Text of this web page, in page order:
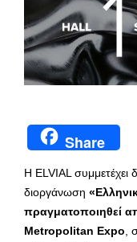
Share
Η ELVIAL συμμετέχει
διοργάνωση
πραγματοποιηθεί
Metropolitan Expo ,